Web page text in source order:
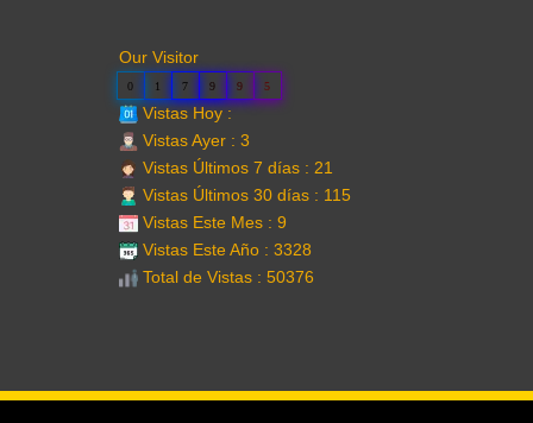
Our Visitor
0 1 7 9 9 5
Vistas Hoy :
Vistas Ayer : 3
Vistas Últimos 7 días : 21
Vistas Últimos 30 días : 115
Vistas Este Mes : 9
Vistas Este Año : 3328
Total de Vistas : 50376